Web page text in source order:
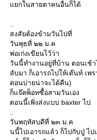
แยกในสายตาคนอื่นก็ได้
สงสัยต้องข้ามวันไปที่
วันพุธที่ ๒๒ ม.ค
พ่อเก่งเขียนไว้ว่า
วันนี้ทำงานอยู่ที่บ้าน ตอนเช้
ลับมา ก็เอารถไปให้เต๊นท์ เพ
ตอนบ่ายน่าจะได้คืน)
ก็แจ๊คพ็อทซื้อสามวันเอง
ตอนนี้เพิ่งส่งแบบ baxter ไป
วันพฤหัสบดีที่ ๒๓ ม.ค
นนี้ไปเอารถแล้ว ก็ไปกับปู่ ไ